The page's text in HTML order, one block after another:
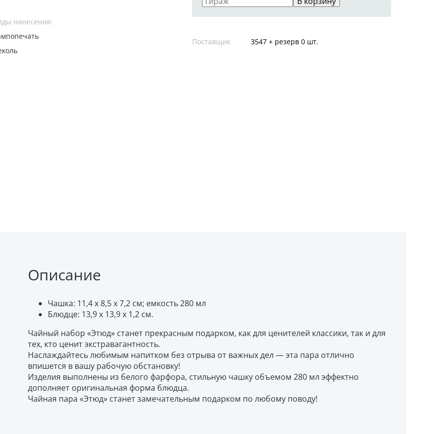
Поставщик 3547 + резерв 0 шт.
нанесения:
Описание
Чашка: 11,4 х 8,5 х 7,2 см; емкость 280 мл
Блюдце: 13,9 х 13,9 х 1,2 см.
Чайный набор «Этюд» станет прекрасным подарком, как для ценителей классики, так и для
тех, кто ценит экстравагантность.
Наслаждайтесь любимым напитком без отрыва от важных дел — эта пара отлично
впишется в вашу рабочую обстановку!
Изделия выполнены из белого фарфора, стильную чашку объемом 280 мл эффектно
дополняет оригинальная форма блюдца.
Чайная пара «Этюд» станет замечательным подарком по любому поводу!